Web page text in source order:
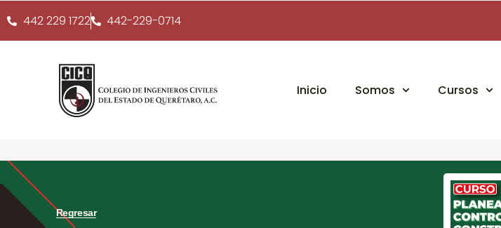
442 229 1722 442-229-0714
Inicio Somos Cursos
Regresar